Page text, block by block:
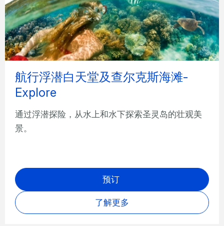
航行浮潜白天堂及查尔克斯海滩-
Explore
通过浮潜探险，从水上和水下探索圣灵岛的壮观美
景。
预订
了解更多